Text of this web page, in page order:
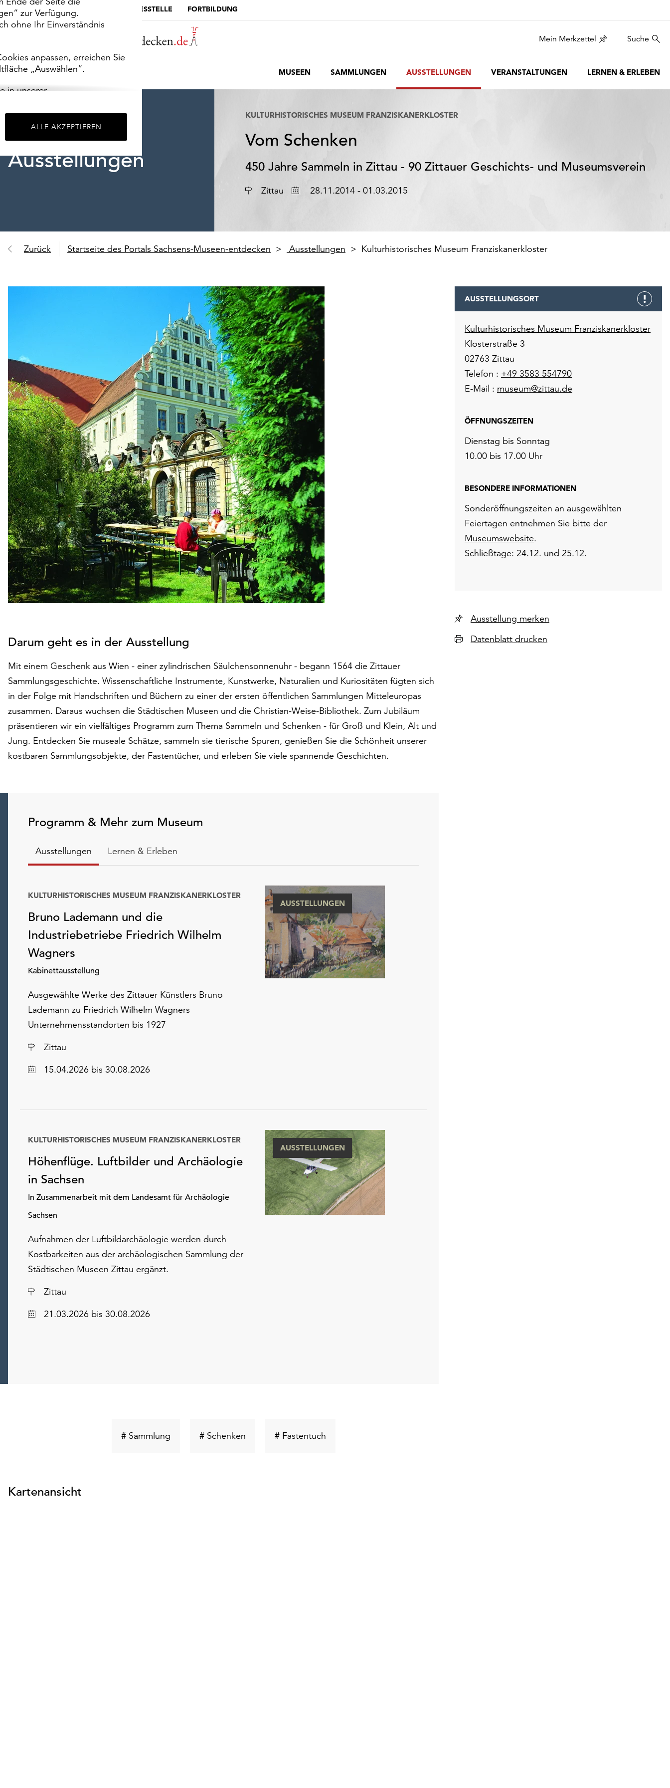
zur Verfügung.
ohne Ihr Einverständnis
anpassen, erreichen Sie
„Auswählen“.
in unserer
ALLE AKZEPTIEREN
MUSEUMSPORTAL DIE LANDESSTELLE FORTBILDUNG
Mein Merkzettel Suche
MUSEEN SAMMLUNGEN AUSSTELLUNGEN VERANSTALTUNGEN LERNEN & ERLEBEN
Ausstellungen
KULTURHISTORISCHES MUSEUM FRANZISKANERKLOSTER
Vom Schenken
450 Jahre Sammeln in Zittau - 90 Zittauer Geschichts- und Museumsverein
Ort Zittau Datum28.11.2014 - 01.03.2015
Zurück Startseite des Portals Sachsens-Museen-entdecken Ausstellungen Kulturhistorisches Museum Franziskanerkloster
Darum geht es in der Ausstellung
Mit einem Geschenk aus Wien - einer zylindrischen Säulchensonnenuhr - begann 1564 die Zittauer
Sammlungsgeschichte. Wissenschaftliche Instrumente, Kunstwerke, Naturalien und Kuriositäten fügten sich
in der Folge mit Handschriften und Büchern zu einer der ersten öffentlichen Sammlungen Mitteleuropas
zusammen. Daraus wuchsen die Städtischen Museen und die Christian-Weise-Bibliothek. Zum Jubiläum
präsentieren wir ein vielfältiges Programm zum Thema Sammeln und Schenken - für Groß und Klein, Alt und
Jung. Entdecken Sie museale Schätze, sammeln sie tierische Spuren, genießen Sie die Schönheit unserer
kostbaren Sammlungsobjekte, der Fastentücher, und erleben Sie viele spannende Geschichten.
Programm & Mehr zum Museum
Ausstellungen Lernen & Erleben
Bruno Lademann und die
Industriebetriebe Friedrich Wilhelm
Wagners
Kabinettausstellung
KULTURHISTORISCHES MUSEUM FRANZISKANERKLOSTER
Ausgewählte Werke des Zittauer Künstlers Bruno
Lademann zu Friedrich Wilhelm Wagners
Unternehmensstandorten bis 1927
Ort
Zittau
Datum15.04.2026 bis 30.08.2026
AUSSTELLUNGEN
Höhenflüge. Luftbilder und Archäologie
in Sachsen
In Zusammenarbeit mit dem Landesamt für Archäologie
Sachsen
KULTURHISTORISCHES MUSEUM FRANZISKANERKLOSTER
Aufnahmen der Luftbildarchäologie werden durch
Kostbarkeiten aus der archäologischen Sammlung der
Städtischen Museen Zittau ergänzt.
Ort
Zittau
Datum21.03.2026 bis 30.08.2026
AUSSTELLUNGEN
# SammlungSchlüsselwort
# SchenkenSchlüsselwort# FastentuchSchlüsselwort
Kartenansicht
AUSSTELLUNGSORT
Kulturhistorisches Museum Franziskanerkloster
Klosterstraße 3
02763 Zittau
Telefon : +49 3583 554790
E-Mail : museum@zittau.de
ÖFFNUNGSZEITEN
Dienstag bis Sonntag
10.00 bis 17.00 Uhr
BESONDERE INFORMATIONEN
Sonderöffnungszeiten an ausgewählten
Feiertagen entnehmen Sie bitte der
Museumswebsite.
Schließtage: 24.12. und 25.12.
Ausstellung merken
Datenblatt drucken